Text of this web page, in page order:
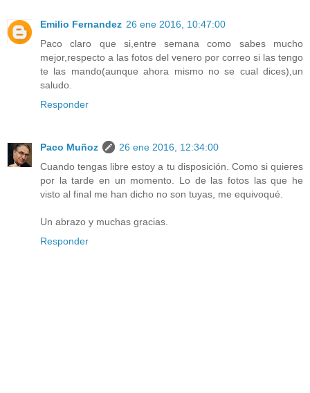
Emilio Fernandez 26 ene 2016, 10:47:00
Paco claro que si,entre semana como sabes mucho
mejor,respecto a las fotos del venero por correo si las tengo
te las mando(aunque ahora mismo no se cual dices),un
saludo.
Responder
Paco Muñoz
26 ene 2016, 12:34:00
Cuando tengas libre estoy a tu disposición. Como si quieres
por la tarde en un momento. Lo de las fotos las que he
visto al final me han dicho no son tuyas, me equivoqué.
Un abrazo y muchas gracias.
Responder